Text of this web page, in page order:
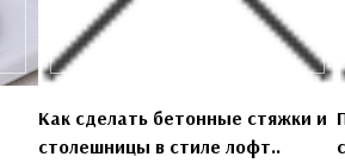
Как сделать бетонные стяжки и
столешницы в стиле лофт..